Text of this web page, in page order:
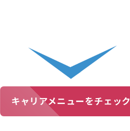
キャリアメニューをチェック